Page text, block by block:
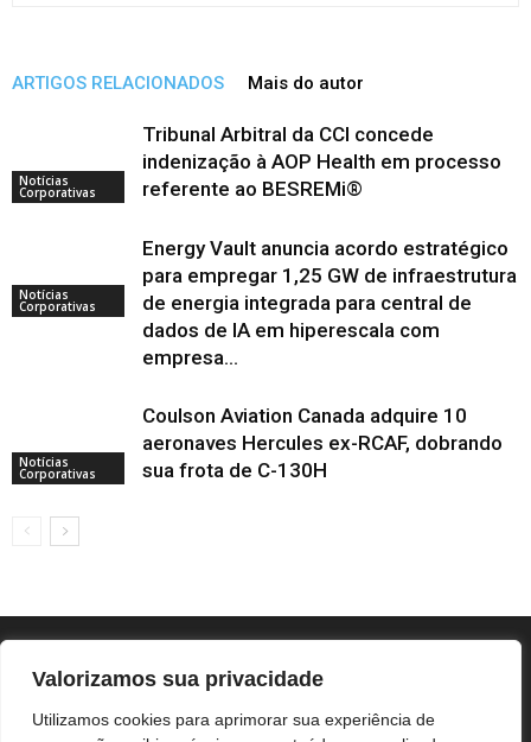
Valorizamos sua privacidade
Utilizamos cookies para aprimorar sua experiência de
ARTIGOS RELACIONADOS Mais do autor
Notícias
Corporativas
Tribunal Arbitral da CCI concede
indenização à AOP Health em processo
referente ao BESREMi®
Notícias
Corporativas
Energy Vault anuncia acordo estratégico
para empregar 1,25 GW de infraestrutura
de energia integrada para central de
dados de IA em hiperescala com
empresa...
Notícias
Corporativas
Coulson Aviation Canada adquire 10
aeronaves Hercules ex-RCAF, dobrando
sua frota de C-130H